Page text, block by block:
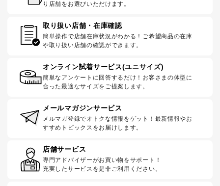
り店舗をお選びいただけます。
取り扱い店舗・在庫確認
簡単操作で店舗在庫状況がわかる！ご希望商品の在庫
や取り扱い店舗の確認ができます。
オンライン試着サービス(ユニサイズ)
簡単なアンケートに回答するだけ！お客さまの体型に
合った最適なサイズをご提案します。
メールマガジンサービス
メルマガ登録でオトクな情報をゲット！最新情報やお
すすめトピックスをお届けします。
店舗サービス
専門アドバイザーがお買い物をサポート！
充実したサービスを是非ご利用ください。